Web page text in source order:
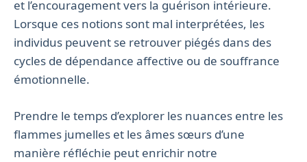
et l’encouragement vers la guérison intérieure.
Lorsque ces notions sont mal interprétées, les
individus peuvent se retrouver piégés dans des
cycles de dépendance affective ou de souffrance
émotionnelle.
Prendre le temps d’explorer les nuances entre les
flammes jumelles et les âmes sœurs d’une
manière réfléchie peut enrichir notre